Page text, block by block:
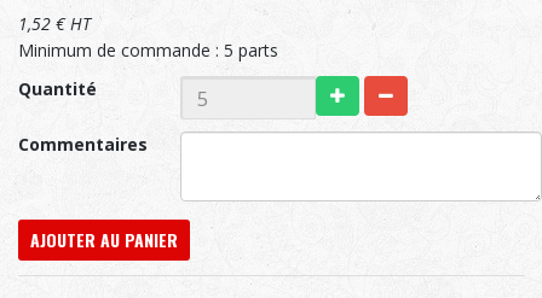
1,52 € HT
Minimum de commande : 5 parts
Quantité
Commentaires
AJOUTER AU PANIER